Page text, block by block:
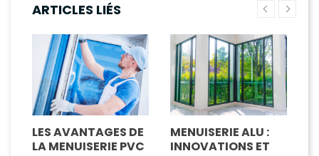
ARTICLES LIÉS
LES AVANTAGES DE
LA MENUISERIE PVC
MENUISERIE ALU :
INNOVATIONS ET